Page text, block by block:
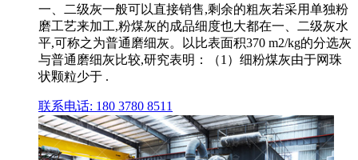
一、二级灰一般可以直接销售,剩余的粗灰若采用单独粉
磨工艺来加工,粉煤灰的成品细度也大都在一、二级灰水
平,可称之为普通磨细灰。以比表面积370 m2/kg的分选灰
与普通磨细灰比较,研究表明：（1）细粉煤灰由于网珠
状颗粒少于 .
联系电话: 180 3780 8511